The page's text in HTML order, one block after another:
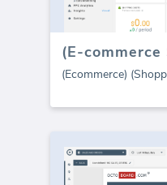
(E-
(Ecommerce)